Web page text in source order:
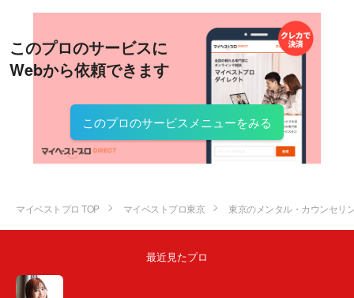
このプロのサービスに
Webから依頼できます
このプロのサービスメニューをみる
マイベストプロ TOP マイベストプロ東京 東京のメンタル・カウンセリ
最近見たプロ